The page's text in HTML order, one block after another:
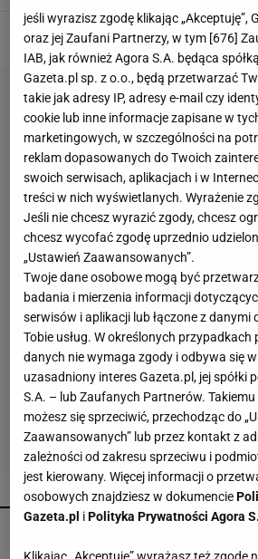
POPULARNE
czółenka to kwintesencja
jeśli wyrazisz zgodę klikając „Akceptuję”,
oraz jej Zaufani Partnerzy, w tym [676]
IAB, jak również Agora S.A. będąca
Gazeta.pl sp. z o.o., będą przetwarzać
takie jak adresy IP, adresy e-mail czy
cookie lub inne informacje zapisane w
marketingowych, w szczególności na
reklam dopasowanych do Twoich
swoich serwisach, aplikacjach i w
treści w nich wyświetlanych. Wyrażenie
Jeśli nie chcesz wyrazić zgody, chcesz
chcesz wycofać zgodę uprzednio
„Ustawień Zaawansowanych”.
Twoje dane osobowe mogą być
badania i mierzenia informacji
serwisów i aplikacji lub łączone z danymi
Tobie usług. W określonych
danych nie wymaga zgody i odbywa się
uzasadniony interes Gazeta.pl, jej spółki
S.A. – lub Zaufanych Partnerów.
możesz się sprzeciwić, przechodząc do
Zaawansowanych” lub przez kontakt z
zależności od zakresu sprzeciwu i
jest kierowany. Więcej informacji o
osobowych znajdziesz w dokumencie
Gazeta.pl iPolityka Prywatności Agora